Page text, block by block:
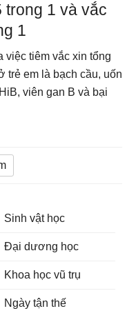
trong 1 và vắc
1
việc tiêm vắc xin tổng
trẻ em là bạch cầu, uốn
viên gan B và bại
Sinh vật học
Đại dương học
Khoa học vũ trụ
Ngày tận thế